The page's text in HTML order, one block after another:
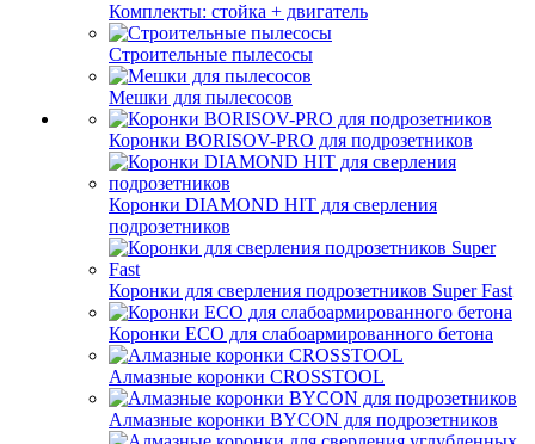
Комплекты: стойка + двигатель
Строительные пылесосы
Мешки для пылесосов
Коронки BORISOV-PRO для подрозетников
Коронки DIAMOND HIT для сверления
подрозетников
Коронки для сверления подрозетников Super Fast
Коронки ECO для слабоармированного бетона
Алмазные коронки CROSSTOOL
Алмазные коронки BYCON для подрозетников